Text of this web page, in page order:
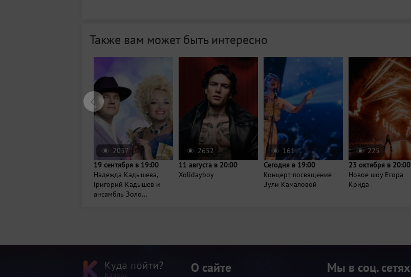
Также вам может быть интересно
2057
19 сентября в 19:00
Надежда Кадышева,
Григорий Кадышев и
ансамбль Золо...
2652
11 августа в 20:00
Xolidayboy
161
Сегодня в 19:00
Концерт-посвящение
Зули Камаловой
225
23 октября в 20:00
Новое шоу Егора
Крида
О сайте Мы в соц. сетях